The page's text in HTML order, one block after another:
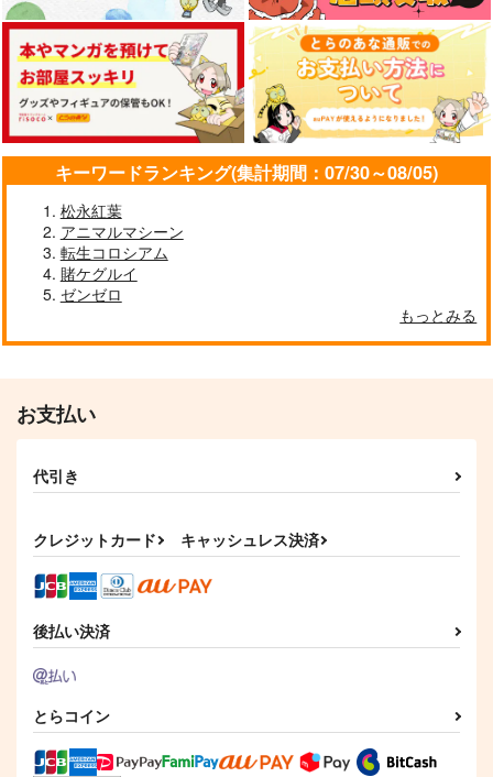
東方スライドキーホル
ダー 古明地さとり
AbsoluteZero
990円（税込）
古明地さとり
サンプル
作品詳細
東方スライドキーホル
ダー 古明地こいし
AbsoluteZero
990円（税込）
古明地こいし
サンプル
東方スライドキーホル
ダー 依神紫苑
AbsoluteZero
990円（税込）
依神紫苑
サンプル
Illstarred Dive
1,540円（税込）
作品詳細
DOLLY MIXTURES
1,222円（税込）
作品詳細
THE BEST - 20TH AN
作品詳細
キーワードランキング(集計期間：07/30～08/05)
松永紅葉
アニマルマシーン
転生コロシアム
賭ケグルイ
ゼンゼロ
もっとみる
お支払い
代引き
クレジットカード キャッシュレス決済
後払い決済
とらコイン